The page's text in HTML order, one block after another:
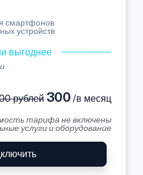
смартфонов
устройств
выгоднее
рублей300 /в месяц
тарифа не включены
услуги и оборудование